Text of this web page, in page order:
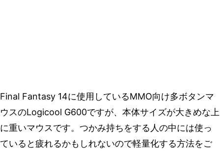
Final Fantasy 14に使用しているMMO向け多ボタンマ
ウスのLogicool G600ですが、本体サイズが大きめな上
に重いマウスです。つかみ持ちをする人の中には使っ
ていると疲れるかもしれないので軽量化する方法をご